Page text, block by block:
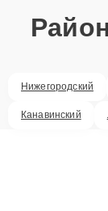
Нижегородский
Канавинский